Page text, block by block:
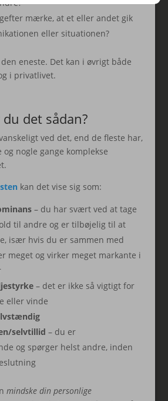
mærke, at et eller andet gik
eller situationen?
eneste. Det kan i øvrigt både
i privatlivet.
det sådan?
ved det, end de fleste har,
nogle gange komplekse
kan det vise sig som:
– du har svært ved at tage
til andre og er tilbøjelig til at
især hvis du er sammen med
meget og virker meget markante i
– det er ikke så vigtigt for
eller vinde
selvtillid – du er
og spørger helst andre, inden
mindske din personlige